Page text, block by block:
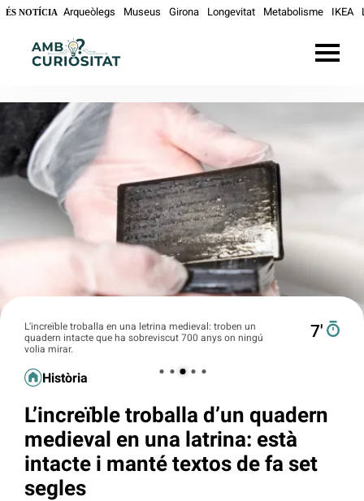
ÉS NOTÍCIA Arqueòlegs Museus Girona Longevitat Metabolisme IKEA
L'increïble troballa en una letrina medieval: troben un
quadern intacte que ha sobreviscut 700 anys on ningú
volia mirar.
7′
Història
L’increïble troballa d’un quadern
medieval en una latrina: està
intacte i manté textos de fa set
segles